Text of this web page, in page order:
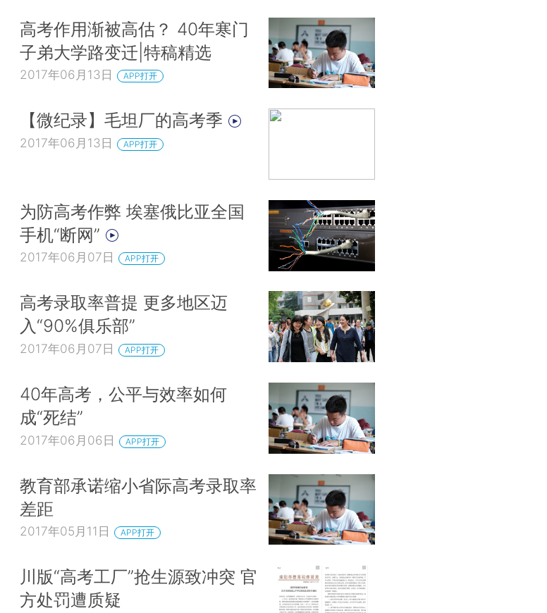
高考作用渐被高估？ 40年寒门
子弟大学路变迁|特稿精选
2017年06月13日 APP打开
【微纪录】毛坦厂的高考季
2017年06月13日 APP打开
为防高考作弊 埃塞俄比亚全国
手机“断网”
2017年06月07日 APP打开
高考录取率普提 更多地区迈
入“90%俱乐部”
2017年06月07日 APP打开
40年高考，公平与效率如何
成“死结”
2017年06月06日 APP打开
教育部承诺缩小省际高考录取率
差距
2017年05月11日 APP打开
川版“高考工厂”抢生源致冲突 官
方处罚遭质疑